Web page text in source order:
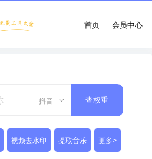
会员中心
首页
抖音 查权重
视频去水印 提取音乐 更多>